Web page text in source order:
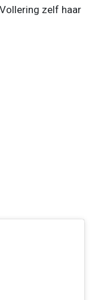
zelf haar